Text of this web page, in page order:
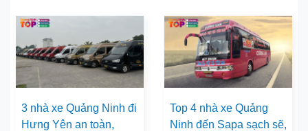
3 nhà xe Quảng Ninh đi
Hưng Yên an toàn,
Top 4 nhà xe Quảng
Ninh đến Sapa sạch sẽ,